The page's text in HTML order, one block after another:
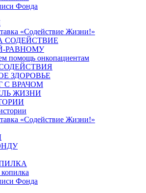
Фонда
«Содействие Жизни!»
СОДЕЙСТВИЕ
РАВНОМУ
помощь онкопациентам
ЗДОРОВЬЕ
С ВРАЧОМ
ЖИЗНИ
«Содействие Жизни!»
Фонда